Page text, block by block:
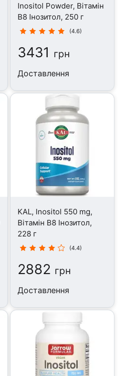
Inositol Powder, Вітамін
B8 Інозитол, 250 г
(4.6)
3431 грн
Доставлення
KAL, Inositol 550 mg,
Вітамін B8 Інозитол,
228 г
(4.4)
2882 грн
Доставлення